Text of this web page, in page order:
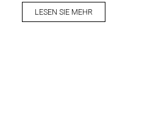
LESEN SIE MEHR